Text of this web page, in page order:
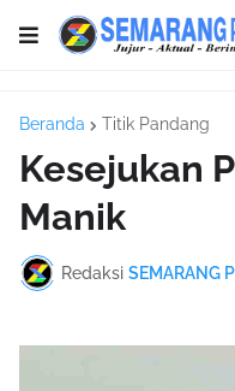
Beranda Titik Pandang
Kesejukan
Manik
Redaksi SEMARANG